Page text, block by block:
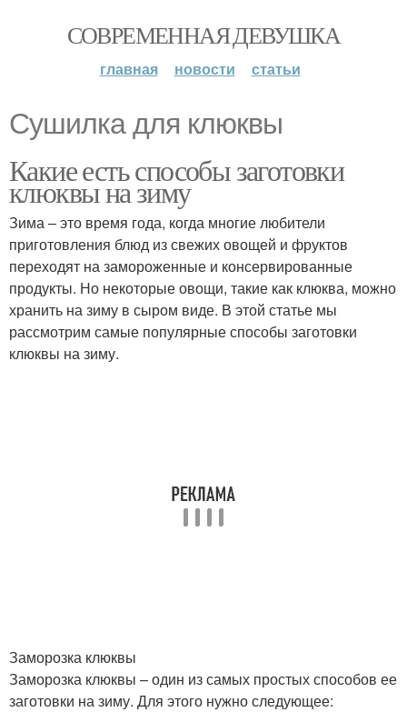
СОВРЕМЕННАЯ ДЕВУШКА
главная новости статьи
Сушилка для клюквы
Какие есть способы заготовки
клюквы на зиму
Зима – это время года, когда многие любители
приготовления блюд из свежих овощей и фруктов
переходят на замороженные и консервированные
продукты. Но некоторые овощи, такие как клюква, можно
хранить на зиму в сыром виде. В этой статье мы
рассмотрим самые популярные способы заготовки
клюквы на зиму.
Заморозка клюквы
Заморозка клюквы – один из самых простых способов ее
заготовки на зиму. Для этого нужно следующее: